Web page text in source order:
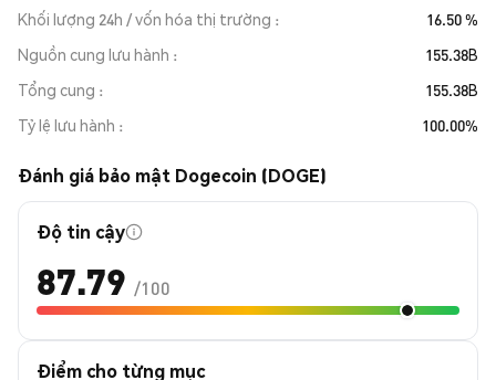
Khối lượng 24h / vốn hóa thị trường
16.50 %
Nguồn cung lưu hành
155.38B
Tổng cung
155.38B
Tỷ lệ lưu hành
100.00%
Đánh giá bảo mật Dogecoin (DOGE)
Độ tin cậy
87.79 /100
Điểm cho từng mục